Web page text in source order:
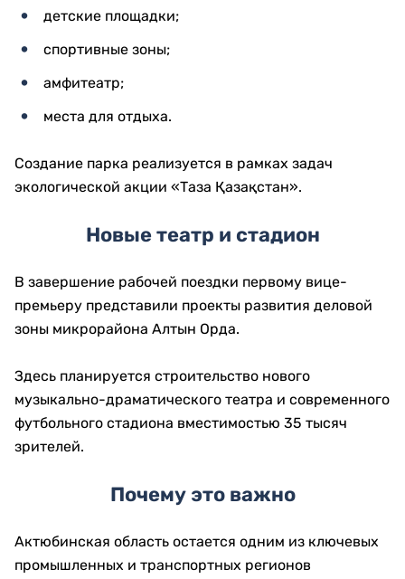
детские площадки;
спортивные зоны;
амфитеатр;
места для отдыха.
Создание парка реализуется в рамках задач
экологической акции «Таза Қазақстан».
Новые театр и стадион
В завершение рабочей поездки первому вице-
премьеру представили проекты развития деловой
зоны микрорайона Алтын Орда.
Здесь планируется строительство нового
музыкально-драматического театра и современного
футбольного стадиона вместимостью 35 тысяч
зрителей.
Почему это важно
Актюбинская область остается одним из ключевых
промышленных и транспортных регионов